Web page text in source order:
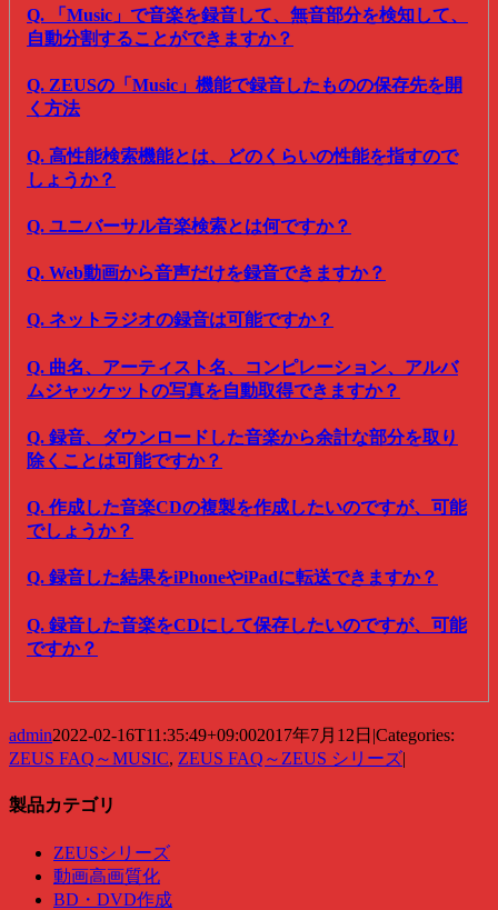
Q. 「Music」で音楽を録音して、無音部分を検知して、
自動分割することができますか？
Q. ZEUSの「Music」機能で録音したものの保存先を開
く方法
Q. 高性能検索機能とは、どのくらいの性能を指すので
しょうか？
Q. ユニバーサル音楽検索とは何ですか？
Q. Web動画から音声だけを録音できますか？
Q. ネットラジオの録音は可能ですか？
Q. 曲名、アーティスト名、コンピレーション、アルバ
ムジャッケットの写真を自動取得できますか？
Q. 録音、ダウンロードした音楽から余計な部分を取り
除くことは可能ですか？
Q. 作成した音楽CDの複製を作成したいのですが、可能
でしょうか？
Q. 録音した結果をiPhoneやiPadに転送できますか？
Q. 録音した音楽をCDにして保存したいのですが、可能
ですか？
admin2022-02-16T11:35:49+09:002017年7月12日 |Categories:
ZEUS FAQ～MUSIC, ZEUS FAQ～ZEUS シリーズ|
製品カテゴリ
ZEUSシリーズ
動画高画質化
BD・DVD作成